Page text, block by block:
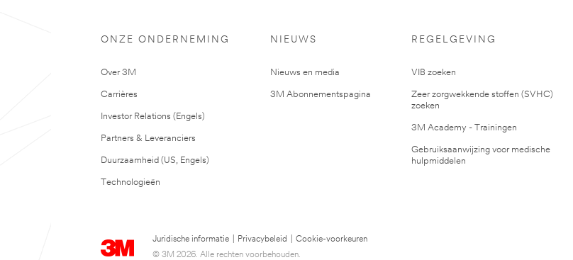
ONZE ONDERNEMING
Over 3M
Carrières
Investor Relations (Engels)
Partners & Leveranciers
Duurzaamheid (US, Engels)
Technologieën
NIEUWS
Nieuws en media
3M Abonnementspagina
REGELGEVING
VIB zoeken
Zeer zorgwekkende stoffen (SVHC)
zoeken
3M Academy - Trainingen
Gebruiksaanwijzing voor medische
hulpmiddelen
Juridische informatie Privacybeleid
Cookie-voorkeuren
© 3M 2026. Alle rechten voorbehouden.